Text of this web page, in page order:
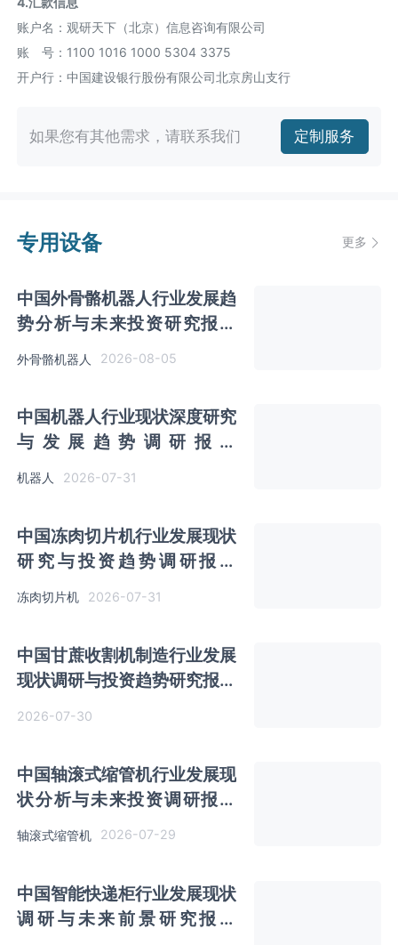
账户名：观研天下（北京）信息咨询有限公司
账 号：1100 1016 1000 5304 3375
开户行：中国建设银行股份有限公司北京房山支行
如果您有其他需求，请联系我们 定制服务
专用设备 更多
中国外骨骼机器人行业发展趋
势分析与未来投资研究报告
外骨骼机器人 2026-08-05
中国机器人行业现状深度研究
与发展趋势调研报告
（2026-2033年）
机器人 2026-07-31
中国冻肉切片机行业发展现状
研究与投资趋势调研报告
（2026-2033年）
冻肉切片机 2026-07-31
中国甘蔗收割机制造行业发展
现状调研与投资趋势研究报告
2026-07-30
中国轴滚式缩管机行业发展现
状分析与未来投资调研报告
轴滚式缩管机 2026-07-29
中国智能快递柜行业发展现状
调研与未来前景研究报告